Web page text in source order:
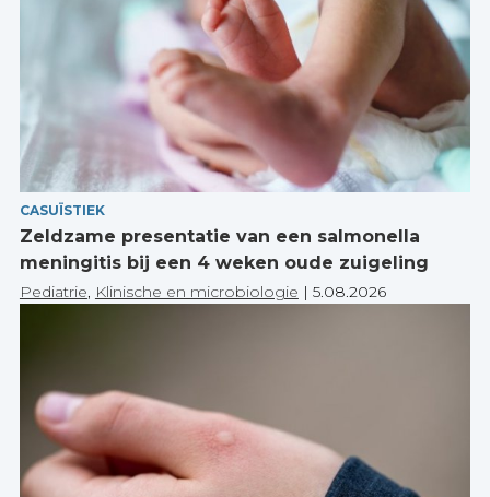
CASUÏSTIEK
Zeldzame presentatie van een salmonella
meningitis bij een 4 weken oude zuigeling
Pediatrie, Klinische en microbiologie | 5.08.2026